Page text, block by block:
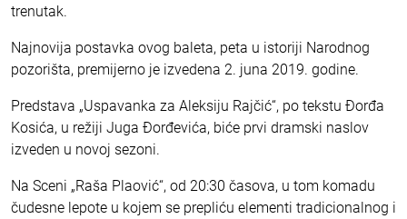
trenutak.
Najnovija postavka ovog baleta, peta u istoriji Narodnog
pozorišta, premijerno je izvedena 2. juna 2019. godine.
Predstava „Uspavanka za Aleksiju Rajčić“, po tekstu Đorđa
Kosića, u režiji Juga Đorđevića, biće prvi dramski naslov
izveden u novoj sezoni.
Na Sceni „Raša Plaović“, od 20:30 časova, u tom komadu
čudesne lepote u kojem se prepliću elementi tradicionalnog i